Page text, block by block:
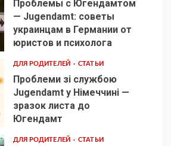
Проблемы с Югендамтом
— Jugendamt: советы
украинцам в Германии от
юристов и психолога
ДЛЯ РОДИТЕЛЕЙ СТАТЬИ
Проблеми зі службою
Jugendamt у Німеччині —
зразок листа до
Югендамт
ДЛЯ РОДИТЕЛЕЙ СТАТЬИ